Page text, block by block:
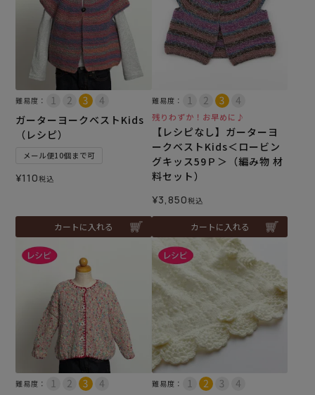
難易度：
ガーターヨークベストKids
（レシピ）
メール便10個まで可
¥110税込
カートに入れる
難易度：
残りわずか！お早めに♪
【レシピなし】ガーターヨ
ークベストKids＜ロービン
グキッス59Ｐ＞（編み物 材
料セット）
¥3,850税込
カートに入れる
難易度： 難易度：